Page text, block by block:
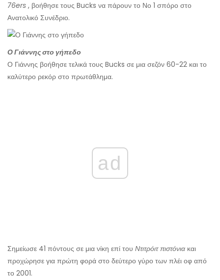
76ers , βοήθησε τους Bucks να πάρουν το Νο 1 σπόρο στο
Ανατολικό Συνέδριο.
Ο Γιάννης στο γήπεδο
Ο Γιάννης βοήθησε τελικά τους Bucks σε μια σεζόν 60-22 και το
καλύτερο ρεκόρ στο πρωτάθλημα.
ad
Σημείωσε 41 πόντους σε μια νίκη επί του Ντιτρόιτ πιστόνια και
προχώρησε για πρώτη φορά στο δεύτερο γύρο των πλέι οφ από
το 2001.